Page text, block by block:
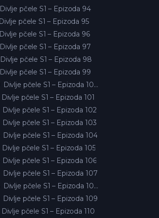
Divlje pčele S1 – Epizoda 94
Divlje pčele S1 – Epizoda 95
Divlje pčele S1 – Epizoda 96
Divlje pčele S1 – Epizoda 97
Divlje pčele S1 – Epizoda 98
Divlje pčele S1 – Epizoda 99
Divlje pčele S1 – Epizoda 100
Divlje pčele S1 – Epizoda 101
Divlje pčele S1 – Epizoda 102
Divlje pčele S1 – Epizoda 103
Divlje pčele S1 – Epizoda 104
Divlje pčele S1 – Epizoda 105
Divlje pčele S1 – Epizoda 106
Divlje pčele S1 – Epizoda 107
Divlje pčele S1 – Epizoda 108
Divlje pčele S1 – Epizoda 109
Divlje pčele S1 – Epizoda 110